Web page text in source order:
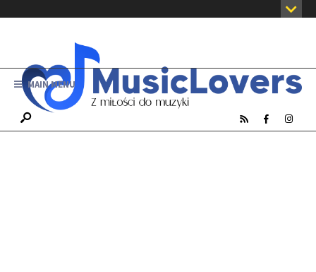
MAIN MENU